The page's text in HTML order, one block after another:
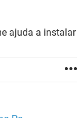
ajuda a instalar